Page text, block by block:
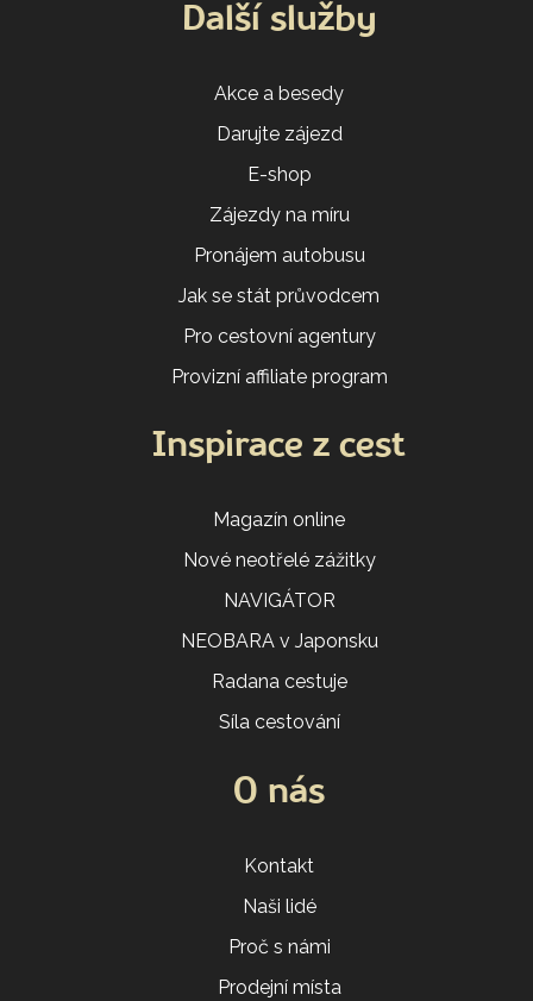
Další služby
Akce a besedy
Darujte zájezd
E-shop
Zájezdy na míru
Pronájem autobusu
Jak se stát průvodcem
Pro cestovní agentury
Provizní affiliate program
Inspirace z cest
Magazín online
Nové neotřelé zážitky
NAVIGÁTOR
NEOBARA v Japonsku
Radana cestuje
Síla cestování
O nás
Kontakt
Naši lidé
Proč s námi
Prodejní místa